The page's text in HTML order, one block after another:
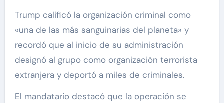
Trump calificó la organización criminal como
«una de las más sanguinarias del planeta» y
recordó que al inicio de su administración
designó al grupo como organización terrorista
extranjera y deportó a miles de criminales.
El mandatario destacó que la operación se